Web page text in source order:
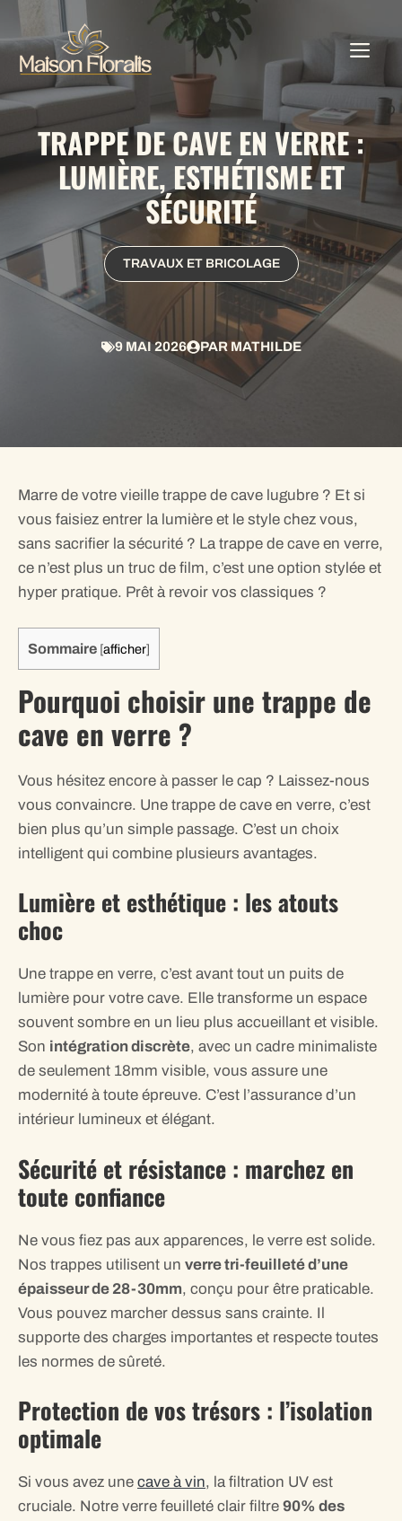
contenu
TRAPPE DE CAVE EN VERRE :
LUMIÈRE, ESTHÉTISME ET
SÉCURITÉ
TRAVAUX ET BRICOLAGE
9 MAI 2026 PAR MATHILDE
Marre de votre vieille trappe de cave lugubre ? Et si
vous faisiez entrer la lumière et le style chez vous,
sans sacrifier la sécurité ? La trappe de cave en verre,
ce n’est plus un truc de film, c’est une option stylée et
hyper pratique. Prêt à revoir vos classiques ?
Sommaire [afficher]
Pourquoi choisir une trappe de
cave en verre ?
Vous hésitez encore à passer le cap ? Laissez-nous
vous convaincre. Une trappe de cave en verre, c’est
bien plus qu’un simple passage. C’est un choix
intelligent qui combine plusieurs avantages.
Lumière et esthétique : les atouts
choc
Une trappe en verre, c’est avant tout un puits de
lumière pour votre cave. Elle transforme un espace
souvent sombre en un lieu plus accueillant et visible.
Son intégration discrète, avec un cadre minimaliste
de seulement 18mm visible, vous assure une
modernité à toute épreuve. C’est l’assurance d’un
intérieur lumineux et élégant.
Sécurité et résistance : marchez en
toute confiance
Ne vous fiez pas aux apparences, le verre est solide.
Nos trappes utilisent un verre tri-feuilleté d’une
épaisseur de 28-30mm, conçu pour être praticable.
Vous pouvez marcher dessus sans crainte. Il
supporte des charges importantes et respecte toutes
les normes de sûreté.
Protection de vos trésors : l’isolation
optimale
Si vous avez une cave à vin, la filtration UV est
cruciale. Notre verre feuilleté clair filtre 90% des